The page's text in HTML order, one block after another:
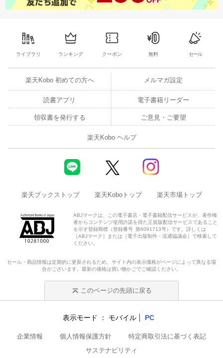
ライブラリ ランキング クーポン 無料 セール
楽天Kobo 初めての方へ メルマガ設定
読書アプリ 電子書籍リーダー
領収書を発行する ご意見・ご要望
楽天Kobo ヘルプ
楽天ブックストップ 楽天Koboトップ 楽天市場トップ
ABJマークは、この電子書店・電子書籍配信サービスが、著作権
者からコンテンツ使用許諾を得た正規版配信サービスであること
を示す登録商標（登録番号 第6091713号）です。詳しくは
［ABJマーク］または［電子出版制作・流通協議会］で検索して
ください。
セール・商品情報は定期的に更新されるため、サイト内の表示価格がページによって異なる場
合がございます。最新の価格は買い物かごでご確認ください。
このページの先頭に戻る
表示モード モバイル PC
企業情報 個人情報保護方針
特定商取引法に基づく表記
サステナビリティ